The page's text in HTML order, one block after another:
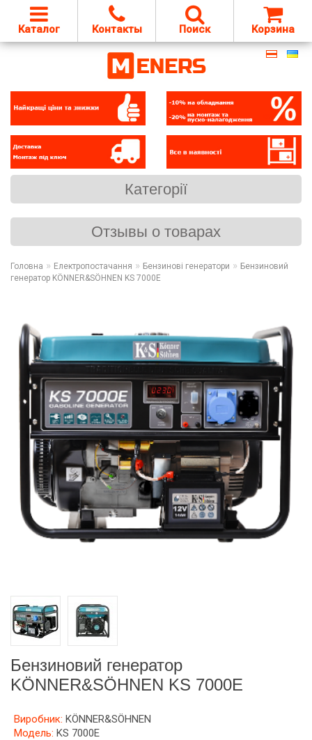
Каталог Корзина
Поиск
Контакты
Категорії
Отзывы о товарах
Головна » Електропостачання » Бензинові генератори » Бензиновий
генератор KÖNNER&SÖHNEN KS 7000E
Бензиновий генератор
KÖNNER&SÖHNEN KS 7000E
Виробник: KÖNNER&SÖHNEN
Модель: KS 7000E